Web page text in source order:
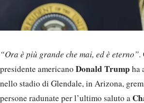
“Ora è più grande che mai, ed è eterno”.
presidente americano Donald Trump ha
nello stadio di Glendale, in Arizona,
persone radunate per l’ultimo saluto a